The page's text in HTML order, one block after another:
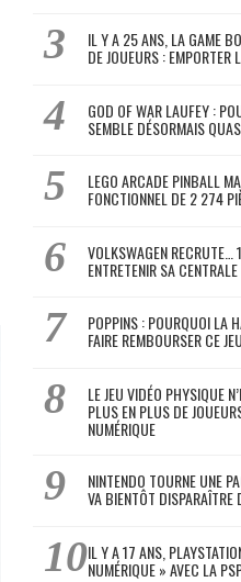
IL Y A 25 ANS, LA GAME
DE JOUEURS : EMPORTER
GOD OF WAR LAUFEY :
SEMBLE DÉSORMAIS
LEGO ARCADE PINBALL
FONCTIONNEL DE 2 274
VOLKSWAGEN
ENTRETENIR SA
POPPINS : POURQUOI LA
FAIRE REMBOURSER CE
LE JEU VIDÉO PHYSIQUE
PLUS EN PLUS DE
NUMÉRIQUE
NINTENDO TOURNE UNE
VA BIENTÔT DISPARAÎTRE
IL Y A 17 ANS,
NUMÉRIQUE » AVEC LA